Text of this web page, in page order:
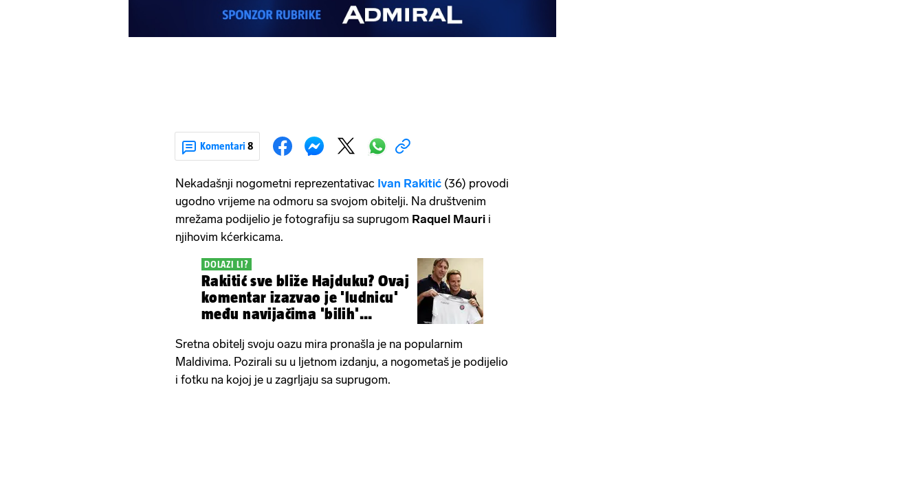
Komentari 8
Nekadašnji nogometni reprezentativac Ivan Rakitić (36) provodi
ugodno vrijeme na odmoru sa svojom obitelji. Na društvenim
mrežama podijelio je fotografiju sa suprugom Raquel Mauri i
njihovim kćerkicama.
DOLAZI LI?
Rakitić sve bliže Hajduku? Ovaj
komentar izazvao je 'ludnicu'
među navijačima 'bilih'...
Sretna obitelj svoju oazu mira pronašla je na popularnim
Maldivima. Pozirali su u ljetnom izdanju, a nogometaš je podijelio
i fotku na kojoj je u zagrljaju sa suprugom.